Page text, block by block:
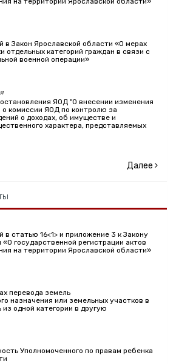
в Закон Ярославской области «О мерах
отдельных категорий граждан в связи с
военной операции»
ЯОД "О внесении изменения
о комиссии ЯОД по контролю за
о доходах, об имуществе и
характера, представляемых
Далее
в статью 16<1> и приложение 3 к Закону
государственной регистрации актов
на территории Ярославской области»
перевода земель
назначения или земельных участков в
одной категории в другую
Уполномоченного по правам ребенка